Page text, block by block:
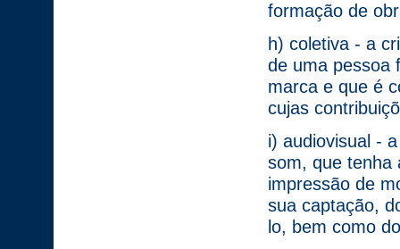
formação de
h) coletiva - a
de uma pessoa
marca e que é
cujas
i) audiovisual -
som, que tenha
impressão de
sua captação,
lo, bem como